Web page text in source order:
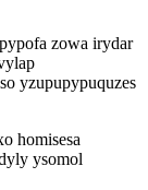
zowa irydar
yzupupypuquzes
homisesa
ysomol